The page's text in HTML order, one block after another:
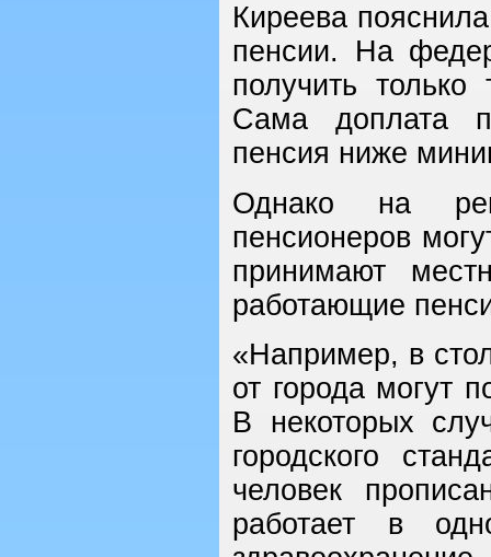
Киреева
пенсии. На
получить
Сама доплата
пенсия ниже
Однако на
пенсионеров
принимают
работающие
«Например, в
от города могут
В некоторых
городского
человек
работает в